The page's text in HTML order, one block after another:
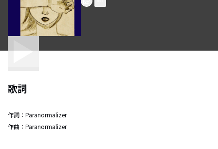
歌詞
作詞： Paranormalizer
作曲： Paranormalizer